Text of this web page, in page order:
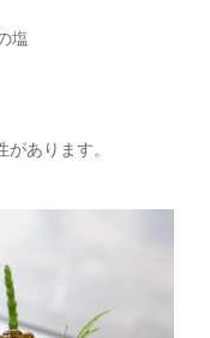
塩
あります。